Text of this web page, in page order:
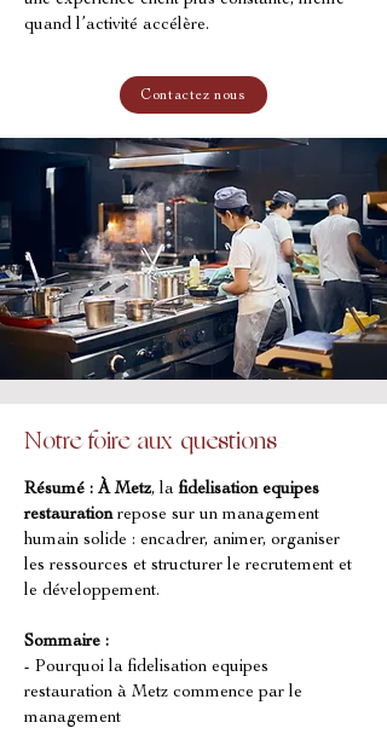
quand l’activité accélère.
Contactez nous
Notre foire aux questions
Résumé : À Metz, la fidelisation equipes
restauration repose sur un management
humain solide : encadrer, animer, organiser
les ressources et structurer le recrutement et
le développement.
Sommaire :
- Pourquoi la fidelisation equipes
restauration à Metz commence par le
management